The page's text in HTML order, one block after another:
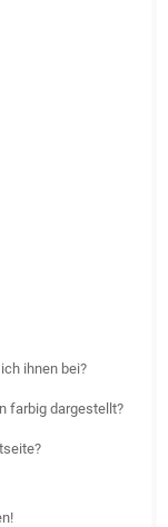
ihnen bei?
farbig dargestellt?